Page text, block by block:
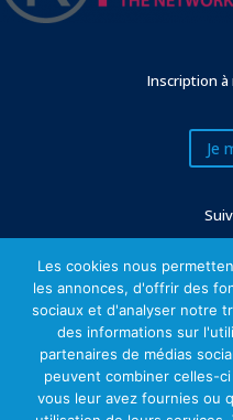
Inscription
Je
Les cookies nous
les annonces, d'offrir des
sociaux et d'analyser notre
des informations sur
partenaires de médias
peuvent combiner celles-
vous leur avez fournies ou